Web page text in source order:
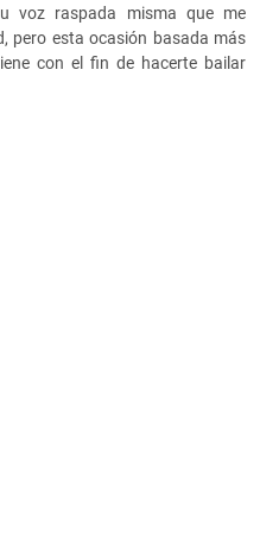
voz raspada misma que me
pero esta ocasión basada más
con el fin de hacerte bailar